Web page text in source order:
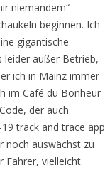
niemandem“
beginnen. Ich
gigantische
leider außer Betrieb,
ich in Mainz immer
im Café du Bonheur
der auch
track and trace app
noch auswächst zu
Fahrer, vielleicht